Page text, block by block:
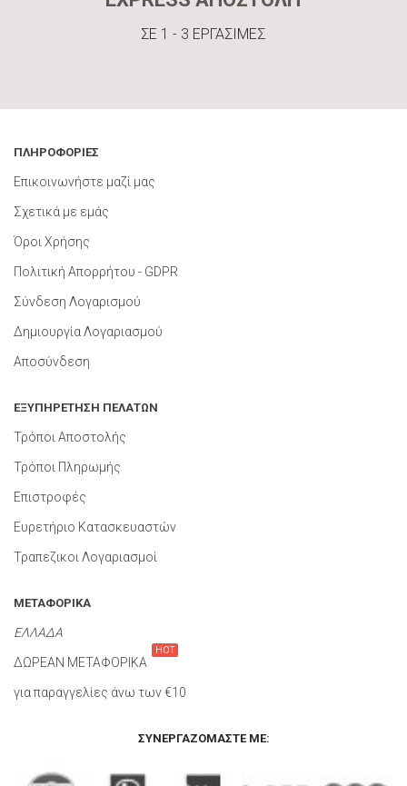
ΣΕ 1 - 3 ΕΡΓΑΣΙΜΕΣ
ΠΛΗΡΟΦΟΡΙΕΣ
Επικοινωνήστε μαζί μας
Σχετικά με εμάς
Όροι Χρήσης
Πολιτική Απορρήτου - GDPR
Σύνδεση Λογαρισμού
Δημιουργία Λογαριασμού
Αποσύνδεση
ΕΞΥΠΗΡΕΤΗΣΗ ΠΕΛΑΤΩΝ
Τρόποι Αποστολής
Τρόποι Πληρωμής
Επιστροφές
Ευρετήριο Κατασκευαστών
Τραπεζικοι Λογαριασμοί
ΜΕΤΑΦΟΡΙΚΑ
ΕΛΛΑΔΑ
ΔΩΡΕΑΝ ΜΕΤΑΦΟΡΙΚΑ
HOT
για παραγγελίες άνω των €10
ΣΥΝΕΡΓΑΖΌΜΑΣΤΕ ΜΕ: